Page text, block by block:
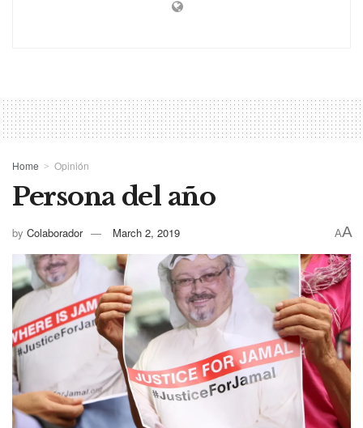
Home Opinión
Persona del año
by Colaborador March 2, 2019 AA